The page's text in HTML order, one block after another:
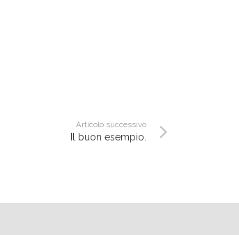
Articolo successivo
Il buon esempio.